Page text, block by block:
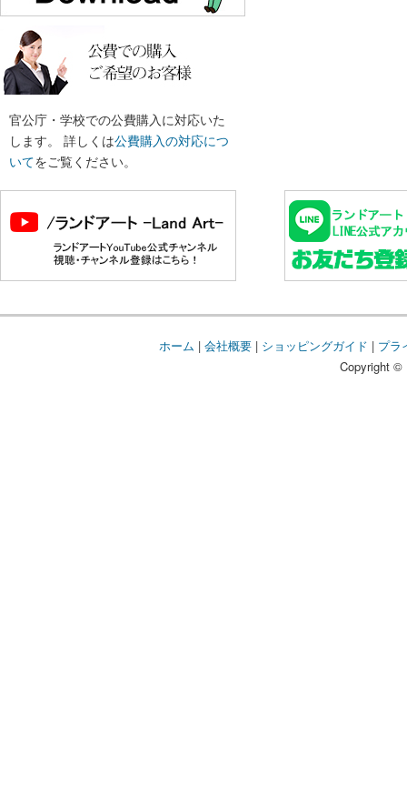
官公庁・学校での公費購入に対応いた
します。 詳しくは公費購入の対応につ
いてをご覧ください。
ホーム | 会社概要| ショッピングガイド | プラ
Copyright ©